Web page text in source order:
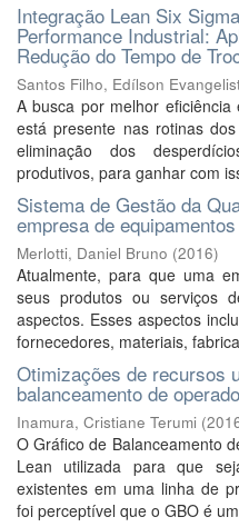
Integração Lean Six
Performance Industrial:
Redução do Tempo de
Santos Filho, Edílson
A busca por melhor
está presente nas rotinas
eliminação dos
produtivos, para ganhar com
Sistema de Gestão da
empresa de
Merlotti, Daniel Bruno (2016)
Atualmente, para que uma
seus produtos ou serviços
aspectos. Esses aspectos
fornecedores, materiais,
Otimizações de recursos
balanceamento de
Inamura, Cristiane Terumi (
O Gráfico de Balanceamento
Lean utilizada para que
existentes em uma linha de
foi perceptível que o GBO é